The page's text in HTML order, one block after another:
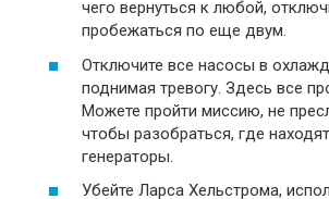
чего вернуться к любой,
пробежаться по еще двум.
Отключите все насосы в
поднимая тревогу. Здесь все
Можете пройти миссию, не
чтобы разобраться, где
генераторы.
Убейте Ларса Хельстрома,